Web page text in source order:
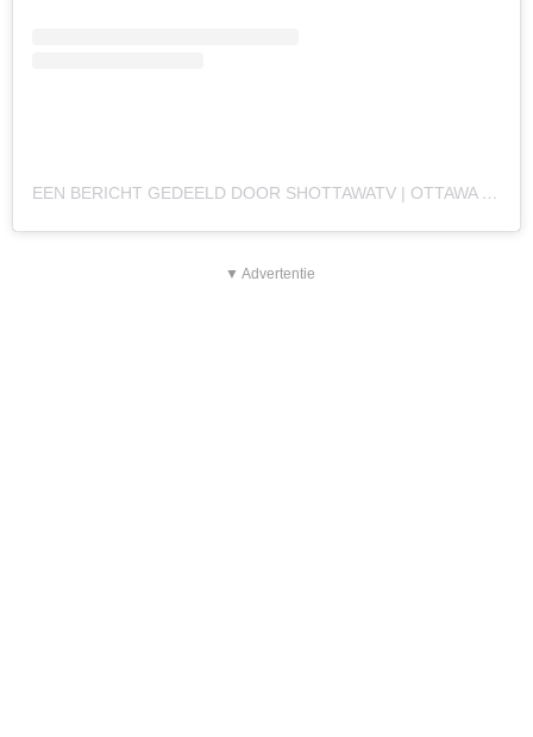
EEN BERICHT GEDEELD DOOR SHOTTAWATV | OTTAWA (@SHOTTAWA.TV)
▼ Advertentie